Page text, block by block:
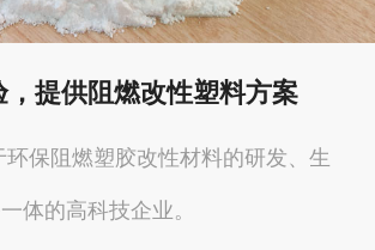
，提供阻燃改性塑料方案
保阻燃塑胶改性材料的研发、生
体的高科技企业。